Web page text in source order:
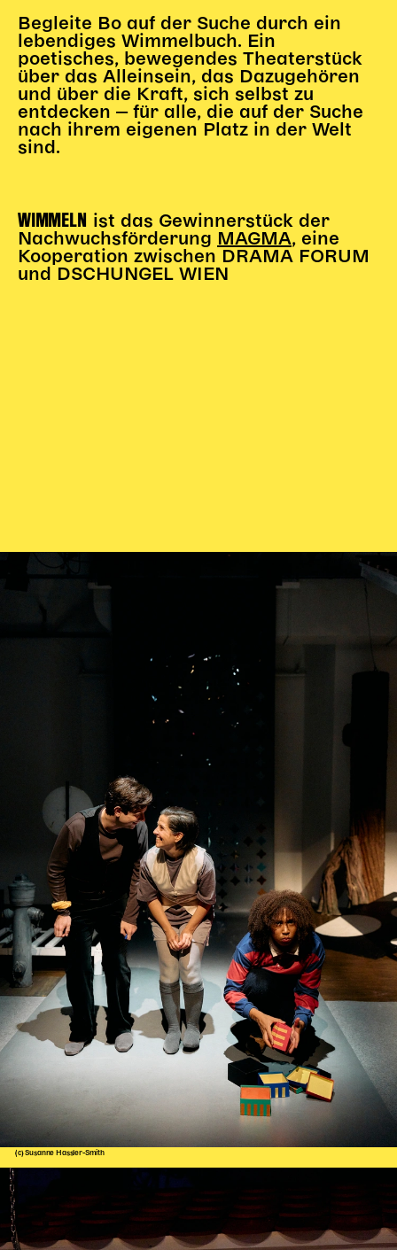
SERVICE
Karten + Preise
Anfahrt
Vermietung
Café
SPENDEN + FÖRDERN
Translate to English
Begleite Bo auf der Suche durch ein
lebendiges Wimmelbuch. Ein
poetisches, bewegendes Theaterstück
über das Alleinsein, das Dazugehören
und über die Kraft, sich selbst zu
entdecken ‒ für alle, die auf der Suche
nach ihrem eigenen Platz in der Welt
sind.
WIMMELN ist das Gewinnerstück der
Nachwuchsförderung MAGMA, eine
Kooperation zwischen DRAMA FORUM
und DSCHUNGEL WIEN
(c) Susanne Hassler-Smith